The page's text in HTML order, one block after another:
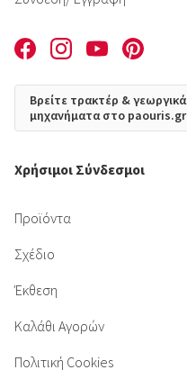
Βρείτε τρακτέρ & γεωργικά
μηχανήματα στο paouris.gr
Χρήσιμοι Σύνδεσμοι
Προϊόντα
Σχέδιο
Έκθεση
Καλάθι Αγορών
Πολιτική Cookies